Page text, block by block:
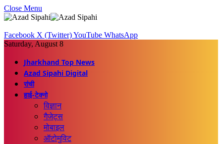
Close Menu
Facebook X (Twitter)YouTube WhatsApp
Saturday, August 8
Jharkhand Top News
Azad Sipahi Digital
रांची
हाई-टेक्नो
विज्ञान
गैजेट्स
मोबाइल
ऑटोमुविट